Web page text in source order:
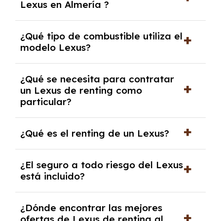
Lexus en Almería ?
Almería es de 479€ a 739€ al mes.
¿Qué tipo de combustible utiliza el
modelo Lexus?
¿Qué se necesita para contratar
un Lexus de renting como
particular?
y, en algunos casos, una consulta de solvencia
crediticia y un pago inicial.
¿Qué es el renting de un Lexus?
alquiler a largo plazo en el que pagas una
cuota mensual fija por el uso del coche
durante un periodo determinado,
generalmente entre 2 y 5 años.
¿El seguro a todo riesgo del Lexus
está incluido?
con el seguro a todo riesgo sin franquicia
¿Dónde encontrar las mejores